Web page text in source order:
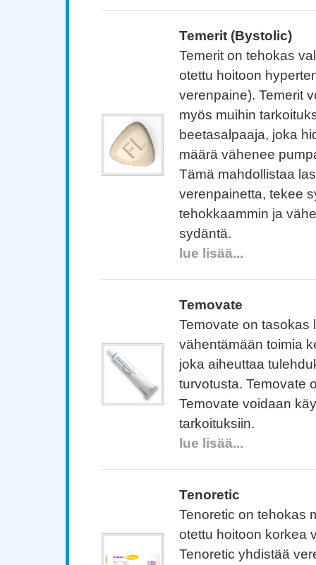
Temerit (Bystolic)
Temerit on tehokas
otettu hoitoon
verenpaine). Temerit
myös muihin
beetasalpaaja, joka
määrä vähenee
Tämä mahdollistaa
verenpainetta, tekee
tehokkaammin ja
sydäntä.
lue lisää...
Temovate
Temovate on tasokas
vähentämään toimia
joka aiheuttaa
turvotusta. Temovate
Temovate voidaan
tarkoituksiin.
lue lisää...
Tenoretic
Tenoretic on tehokas
otettu hoitoon korkea
Tenoretic yhdistää